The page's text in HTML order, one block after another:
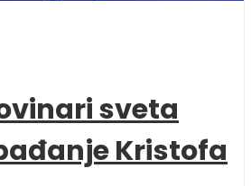
sveta
Kristofa